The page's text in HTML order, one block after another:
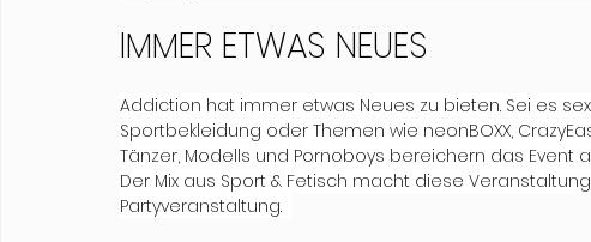
IMMER ETWAS NEUES
Addiction hat immer etwas Neues zu bieten. Sei es
Sportbekleidung oder Themen wie neonBOXX,
Tänzer, Modells und Pornoboys bereichern das Event
Der Mix aus Sport & Fetisch macht diese
Partyveranstaltung.